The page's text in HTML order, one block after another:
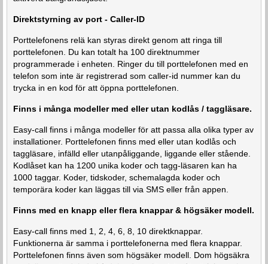
Direktstyrning av port - Caller-ID
Porttelefonens relä kan styras direkt genom att ringa till
porttelefonen. Du kan totalt ha 100 direktnummer
programmerade i enheten. Ringer du till porttelefonen med en
telefon som inte är registrerad som caller-id nummer kan du
trycka in en kod för att öppna porttelefonen.
Finns i många modeller med eller utan kodlås / taggläsare.
Easy-call finns i många modeller för att passa alla olika typer av
installationer. Porttelefonen finns med eller utan kodlås och
taggläsare, infälld eller utanpåliggande, liggande eller stående.
Kodlåset kan ha 1200 unika koder och tagg-läsaren kan ha
1000 taggar. Koder, tidskoder, schemalagda koder och
temporära koder kan läggas till via SMS eller från appen.
Finns med en knapp eller flera knappar & högsäker modell.
Easy-call finns med 1, 2, 4, 6, 8, 10 direktknappar.
Funktionerna är samma i porttelefonerna med flera knappar.
Porttelefonen finns även som högsäker modell. Dom högsäkra